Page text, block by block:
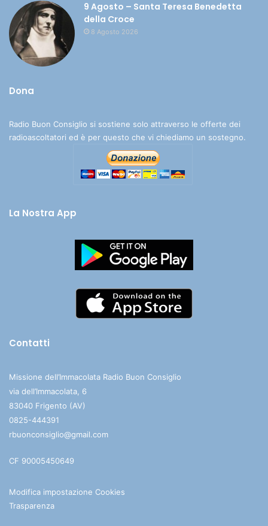
9 Agosto – Santa Teresa Benedetta
della Croce
8 Agosto 2026
Dona
Radio Buon Consiglio si sostiene solo attraverso le offerte dei
radioascoltatori ed è per questo che vi chiediamo un sostegno.
La Nostra App
Contatti
Missione dell’Immacolata Radio Buon Consiglio
via dell’Immacolata, 6
83040 Frigento (AV)
0825-444391
rbuonconsiglio@gmail.com
CF 90005450649
Modifica impostazione Cookies
Trasparenza